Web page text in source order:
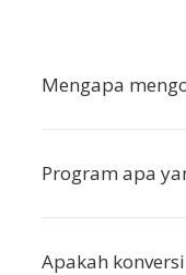
Mengapa
Program apa
Apakah